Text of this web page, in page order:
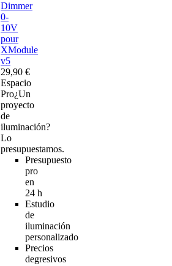
Dimmer
0-
10V
pour
XModule
v5
29,90 €
Espacio
Pro¿Un
proyecto
de
iluminación?
Lo
presupuestamos.
Presupuesto
pro
en
24 h
Estudio
de
iluminación
personalizado
Precios
degresivos